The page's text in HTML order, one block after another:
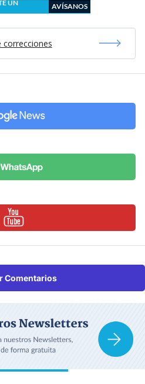
UN
AVÍSANOS
correcciones
Comentarios